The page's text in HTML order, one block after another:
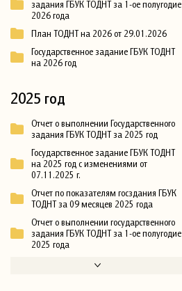
задания ГБУК ТОДНТ за 1-ое полугодие
2026 года
План ТОДНТ на 2026 от 29.01.2026
Государственное задание ГБУК ТОДНТ
на 2026 год
2025 год
Отчет о выполнении Государственного
задания ГБУК ТОДНТ за 2025 год
Государственное задание ГБУК ТОДНТ
на 2025 год с изменениями от
07.11.2025 г.
Отчет по показателям госздания ГБУК
ТОДНТ за 09 месяцев 2025 года
Отчет о выполнении государственного
задания ГБУК ТОДНТ за 1-ое полугодие
2025 года